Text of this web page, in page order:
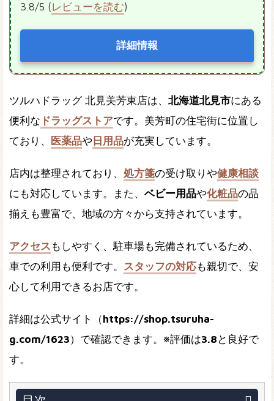
3.8/5 (レビューを読む)
詳細情報
ツルハドラッグ 北見美芳東店は、 北海道北見市にある
便利な ドラッグストアです。美芳町の住宅街に位置し
ており、
医薬品や日用品が充実しています。
店内は整理されており、 処方箋の受け取りや健康相談
にも対応しています。また、 ベビー用品や化粧品の品
揃えも豊富で、地域の方々から支持されています。
アクセス もしやすく、駐車場も完備されているため、
車での利用も便利です。 スタッフの対応も親切で、安
心して利用できるお店です。
詳細は公式サイト（https://shop.tsuruha-
g.com/1623）で確認できます。※評価は3.8 と良好で
す。